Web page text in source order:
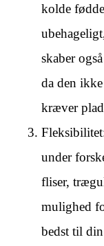
kolde
skaber
da den
kræver
under
fliser,
mulighed
bedst til